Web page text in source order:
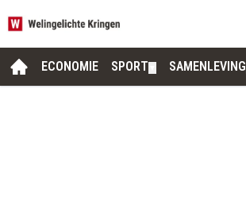
ECONOMIE SPORT SAMENLEVING